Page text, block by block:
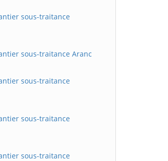
sous-traitance
sous-traitance Aranc
sous-traitance
sous-traitance
sous-traitance